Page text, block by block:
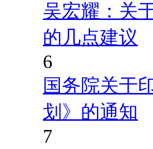
吴宏耀：关
的几点建议
6
国务院关于
划》的通知
7